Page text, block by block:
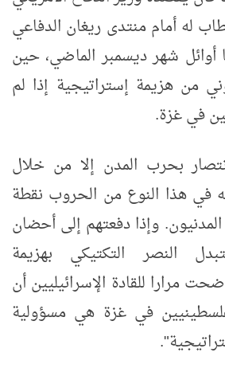
له أمام منتدى ريغان الدفاعي
أوائل شهر ديسمبر الماضي، حين
من هزيمة إستراتيجية إذا لم
في غزة.
بحرب المدن إلا من خلال
في هذا النوع من الحروب نقطة
وإذا دفعتهم إلى أحضان
النصر التكتيكي بهزيمة
مرارا للقادة الإسرائيليين أن
في غزة هي مسؤولية